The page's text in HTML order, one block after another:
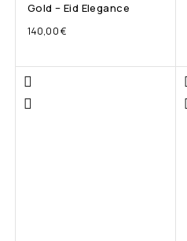
Gold – Eid Elegance
140,00€